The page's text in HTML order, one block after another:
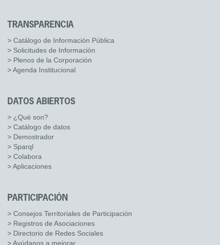
TRANSPARENCIA
> Catálogo de Información Pública
> Solicitudes de Información
> Plenos de la Corporación
> Agenda Institucional
DATOS ABIERTOS
> ¿Qué son?
> Catálogo de datos
> Demostrador
> Sparql
> Colabora
> Aplicaciones
PARTICIPACIÓN
> Consejos Territoriales de Participación
> Registros de Asociaciones
> Directorio de Redes Sociales
> Ayúdanos a mejorar